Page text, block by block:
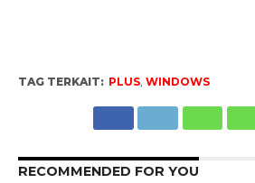
TAG TERKAIT: PLUS, WINDOWS
RECOMMENDED FOR YOU